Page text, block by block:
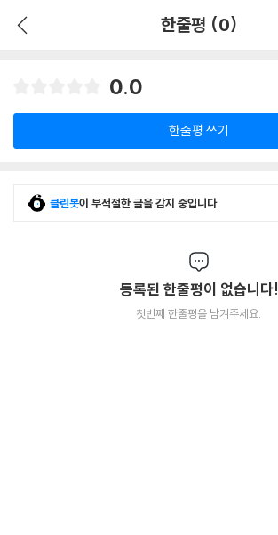
한줄평 (0)
0.0
한줄평 쓰기
클린봇이 부적절한 글을 감지 중입니다.
등록된 한줄평이 없습니다!
첫번째 한줄평을 남겨주세요.